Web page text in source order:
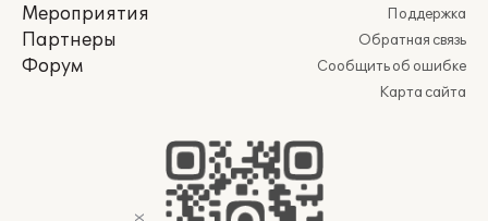
Мероприятия
Партнеры
Форум
Поддержка
Обратная связь
Сообщить об ошибке
Карта сайта